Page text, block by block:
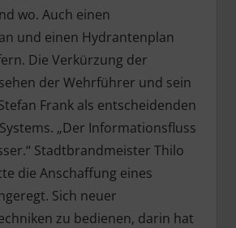
wo. Auch einen
und einen Hydrantenplan
Die Verkürzung der
der Wehrführer und sein
Frank als entscheidenden
„Der Informationsfluss
Stadtbrandmeister Thilo
die Anschaffung eines
Sich neuer
zu bedienen, darin hat